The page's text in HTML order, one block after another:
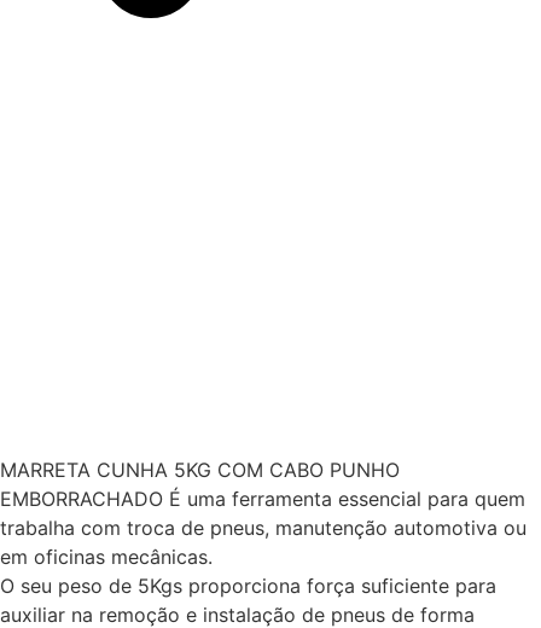
MARRETA CUNHA 5KG COM CABO PUNHO
EMBORRACHADO É uma ferramenta essencial para quem
trabalha com troca de pneus, manutenção automotiva ou
em oficinas mecânicas.
O seu peso de 5Kgs proporciona força suficiente para
auxiliar na remoção e instalação de pneus de forma